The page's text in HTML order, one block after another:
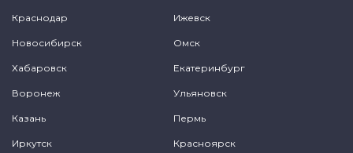
Краснодар Ижевск
Новосибирск Омск
Хабаровск Екатеринбург
Воронеж Ульяновск
Казань Пермь
Иркутск Красноярск